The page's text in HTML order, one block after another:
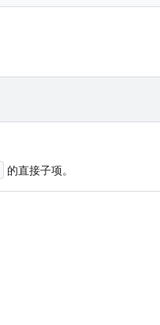
的直接子项。